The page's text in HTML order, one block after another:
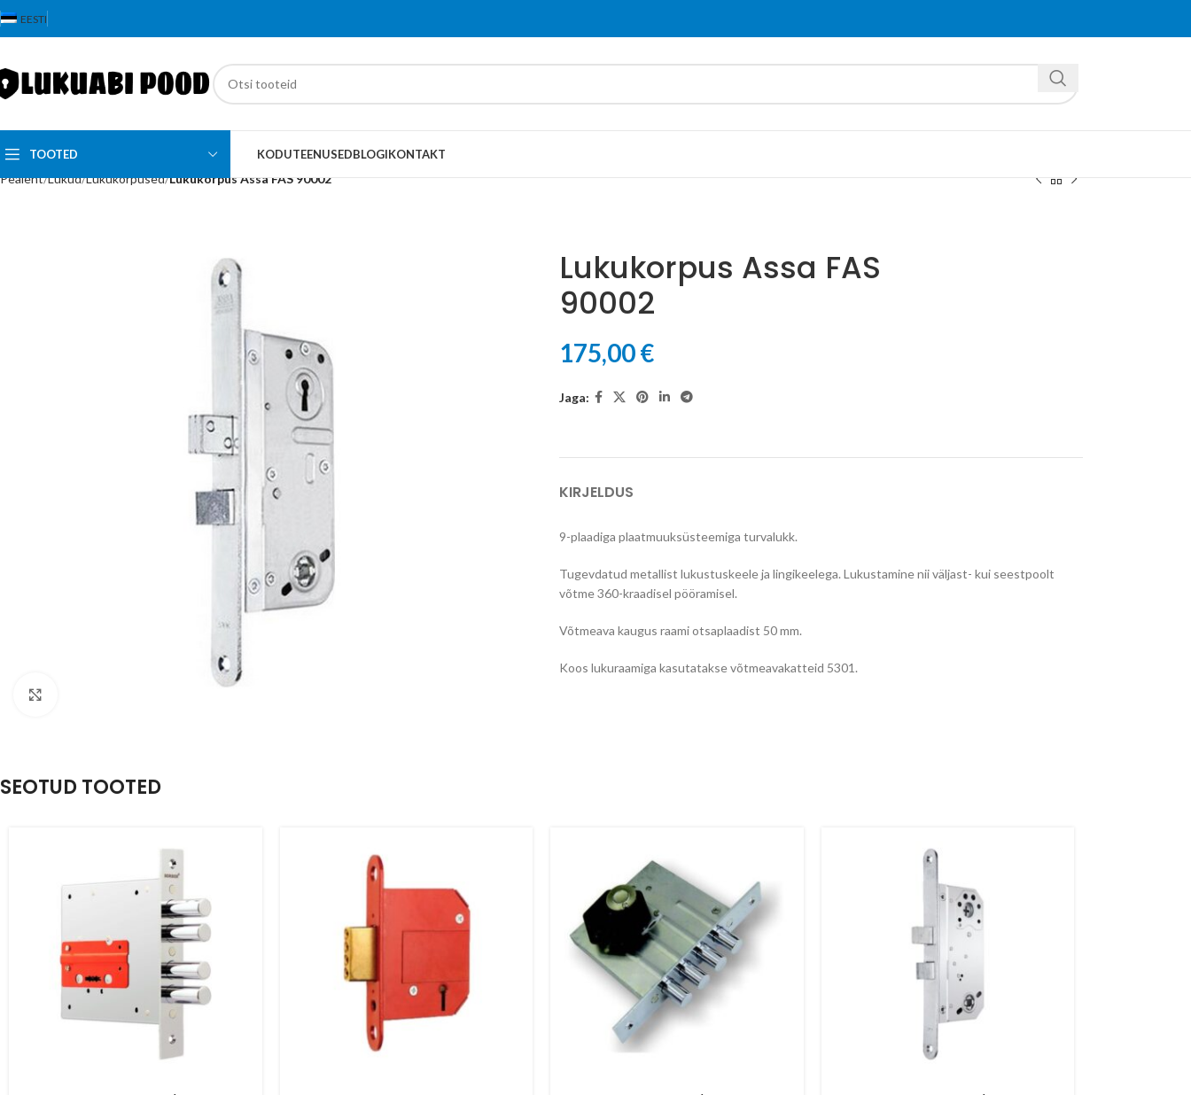
EESTI
TOOTED KODUTEENUSEDBLOGIKONTAKT
Pealeht Lukud Lukukorpused Lukukorpus Assa FAS 90002
Lukukorpus Assa FAS
90002
175,00€
Jaga:
KIRJELDUS
9-plaadiga plaatmuuksüsteemiga turvalukk.
Tugevdatud metallist lukustuskeele ja lingikeelega. Lukustamine nii väljast- kui seestpoolt
võtme 360-kraadisel pööramisel.
Võtmeava kaugus raami otsaplaadist 50 mm.
Koos lukuraamiga kasutatakse võtmeavakatteid 5301.
SEOTUD TOOTED